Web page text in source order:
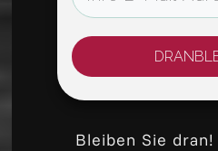
Bleiben Sie